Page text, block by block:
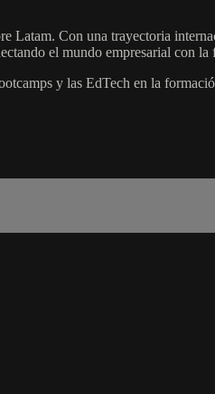
Latam. Con una trayectoria
el mundo empresarial con la
y las EdTech en la